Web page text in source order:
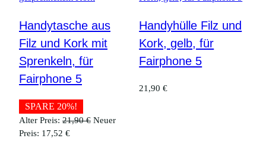
Handytasche aus
Filz und Kork mit
Sprenkeln, für
Fairphone 5
SPARE 20%!
Alter Preis: 21,90€ Ursprünglicher
Neuer
Preis: 17,52 €Aktueller
Handyhülle Filz und
Kork, gelb, für
Fairphone 5
21,90€